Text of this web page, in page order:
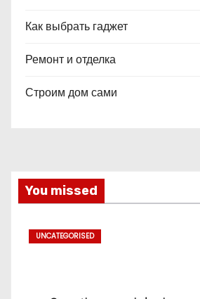
Как выбрать гаджет
Ремонт и отделка
Строим дом сами
You missed
UNCATEGORISED